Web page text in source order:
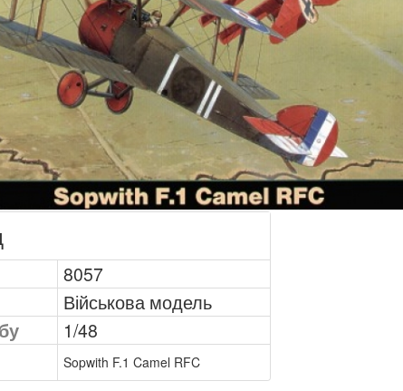
8057
Військова модель
1/48
Sopwith F.1 Camel RFC